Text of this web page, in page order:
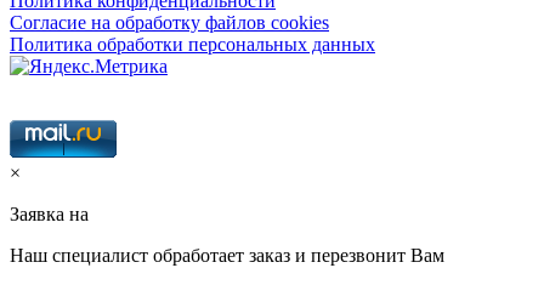
Согласие на обработку файлов cookies
Политика обработки персональных данных
×
Заявка на
Наш специалист обработает заказ и перезвонит Вам